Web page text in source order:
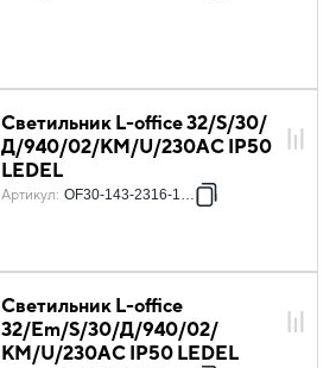
Светильник L-office 32/S/30/
Д/940/02/КМ/U/230AC IP50
LEDEL
Артикул: OF30-143-2316-14P3
Светильник L-office
32/Em/S/30/Д/940/02/
КМ/U/230AC IP50 LEDEL